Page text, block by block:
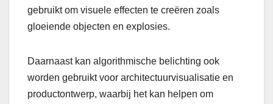
gebruikt om visuele effecten te creëren zoals
gloeiende objecten en explosies.
Daarnaast kan algorithmische belichting ook
worden gebruikt voor architectuurvisualisatie en
productontwerp, waarbij het kan helpen om